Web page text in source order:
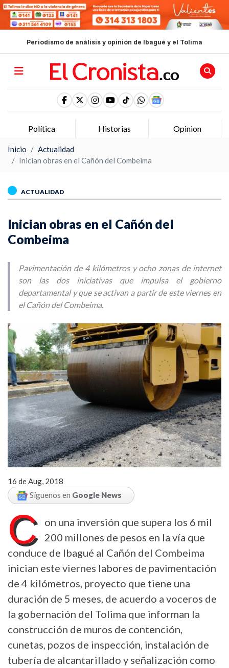
Periodismo de análisis y opinión de Ibagué y el Tolima
Política Historias Opinion
Inicio
Actualidad
Inician obras en el Cañón del Combeima
ACTUALIDAD
Inician obras en el Cañón del
Combeima
Pavimentación de 4 kilómetros y ocho zonas de internet
son las dos iniciativas que impulsa el gobierno
departamental y que se activan a partir de este viernes en
el Cañón del Combeima.
16 de Aug, 2018
Síguenos en Google News
C
on una inversión que supera los 6 mil
200 millones de pesos en la vía que
conduce de Ibagué al Cañón del Combeima
inician este viernes labores de pavimentación
de 4 kilómetros, proyecto que tiene una
duración de 5 meses, de acuerdo a voceros de
la gobernación del Tolima que informan la
construcción de muros de contención,
cunetas, pozos de inspección, instalación de
tubería de alcantarillado y señalización como